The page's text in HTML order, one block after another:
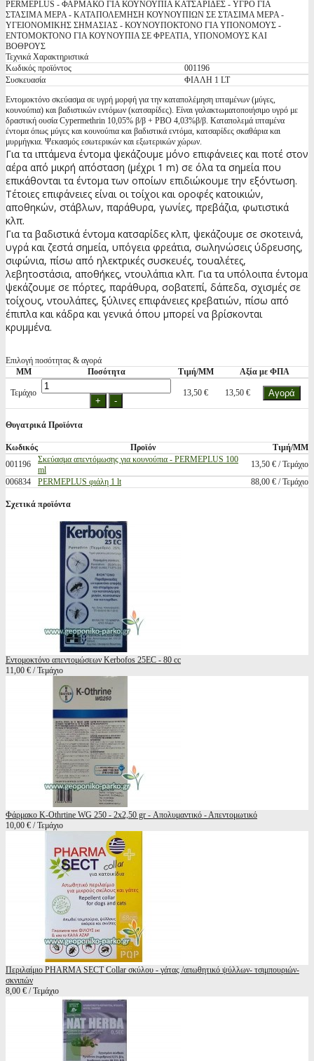
PERMEPLUS - ΦΑΡΜΑΚΟ ΓΙΑ ΚΟΥΝΟΥΠΙΑ ΚΑΤΣΑΡΙΔΕΣ - ΥΓΡΟ ΓΙΑ
ΣΤΑΣΙΜΑ ΜΕΡΑ - ΚΑΤΑΠΟΛΕΜΗΣΗ ΚΟΥΝΟΥΠΙΩΝ ΣΕ ΣΤΑΣΙΜΑ ΜΕΡΑ -
ΥΓΕΙΟΝΟΜΙΚΗΣ ΣΗΜΑΣΙΑΣ - ΚΟΥΝΟΥΠΟΚΤΟΝΟ ΓΙΑ ΥΠΟΝΟΜΟΥΣ -
ΕΝΤΟΜΟΚΤΟΝΟ ΓΙΑ ΚΟΥΝΟΥΠΙΑ ΣΕ ΦΡΕΑΤΙΑ, ΥΠΟΝΟΜΟΥΣ ΚΑΙ
ΒΟΘΡΟΥΣ
Τεχνικά Χαρακτηριστικά
Κωδικός προϊόντος
001196
Συσκευασία
ΦΙΑΛΗ 1 LT
Εντομοκτόνο σκεύασμα σε υγρή μορφή για την καταπολέμηση ιπταμένων (μύγες,
κουνούπια) και βαδιστικών εντόμων (κατσαρίδες). Είναι γαλακτωματοποιήσιμο υγρό με
δραστική ουσία Cypermethrin 10,05% β/β + PBO 4,03%β/β. Καταπολεμά ιπταμένα
έντομα όπως μύγες και κουνούπια και βαδιστικά εντόμα, κατσαρίδες σκαθάρια και
μυρμήγκια. Ψεκασμός εσωτερικών και εξωτερικών χώρων.
Για τα ιπτάμενα έντομα ψεκάζουμε μόνο επιφάνειες και ποτέ στον
αέρα από μικρή απόσταση (μέχρι 1 m) σε όλα τα σημεία που
επικάθονται τα έντομα των οποίων επιδιώκουμε την εξόντωση.
Τέτοιες επιφάνειες είναι οι τοίχοι και οροφές κατοικιών,
αποθηκών, στάβλων, παράθυρα, γωνίες, πρεβάζια, φωτιστικά
κλπ.
Για τα βαδιστικά έντομα κατσαρίδες κλπ, ψεκάζουμε σε σκοτεινά,
υγρά και ζεστά σημεία, υπόγεια φρεάτια, σωληνώσεις ύδρευσης,
σιφώνια, πίσω από ηλεκτρικές συσκευές, τουαλέτες,
λεβητοστάσια, αποθήκες, ντουλάπια κλπ. Για τα υπόλοιπα έντομα
ψεκάζουμε σε πόρτες, παράθυρα, σοβατεπί, δάπεδα, σχισμές σε
τοίχους, ντουλάπες, ξύλινες επιφάνειες κρεβατιών, πίσω από
έπιπλα και κάδρα και γενικά όπου μπορεί να βρίσκονται
κρυμμένα.
Επιλογή ποσότητας & αγορά
ΜΜ
Ποσότητα Τιμή/ΜΜ Αξία με ΦΠΑ
Τεμάχιο 13,50 € 13,50 €
Θυγατρικά Προϊόντα
Κωδικός Προϊόν
Τιμή/ΜΜ
001196
Σκεύασμα απεντόμωσης για κουνούπια - PERMEPLUS 100
ml
13,50 € / Τεμάχιο
006834
PERMEPLUS φιάλη 1 lt 88,00 € / Τεμάχιο
Σχετικά προϊόντα
Εντομοκτόνο απεντομώσεων Kerbofos 25EC - 80 cc
11,00 € / Τεμάχιο
Φάρμακο K-Othrtine WG 250 - 2x2,50 gr - Απολυμαντικό - Απεντομωτικό
10,00 € / Τεμάχιο
Περιλαίμιο PHARMA SECT Collar σκύλου - γάτας /απωθητικό ψύλλων- τσιμπουριών-
σκνιπών
8,00 € / Τεμάχιο